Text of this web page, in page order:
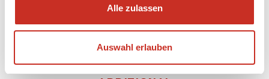
Alle zulassen
Auswahl erlauben